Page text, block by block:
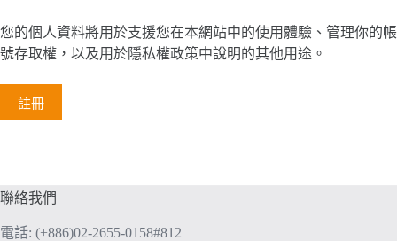
您的個人資料將用於支援您在本網站中的使用體驗、管理你的帳
號存取權，以及用於隱私權政策中說明的其他用途。
註冊
聯絡我們
電話: (+886)02-2655-0158#812